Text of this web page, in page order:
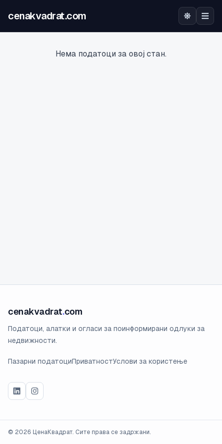
cenakvadrat.com
Нема податоци за овој стан.
cenakvadrat.com
Податоци, алатки и огласи за поинформирани одлуки за
недвижности.
Пазарни податоциПриватностУслови за користење
© 2026 ЦенаКвадрат. Сите права се задржани.